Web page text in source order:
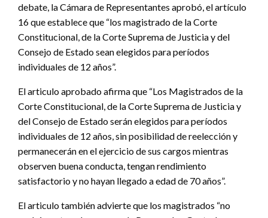
debate, la Cámara de Representantes aprobó, el artículo
16 que establece que “los magistrado de la Corte
Constitucional, de la Corte Suprema de Justicia y del
Consejo de Estado sean elegidos para períodos
individuales de 12 años”.
El articulo aprobado afirma que “Los Magistrados de la
Corte Constitucional, de la Corte Suprema de Justicia y
del Consejo de Estado serán elegidos para períodos
individuales de 12 años, sin posibilidad de reelección y
permanecerán en el ejercicio de sus cargos mientras
observen buena conducta, tengan rendimiento
satisfactorio y no hayan llegado a edad de 70 años”.
El articulo también advierte que los magistrados “no